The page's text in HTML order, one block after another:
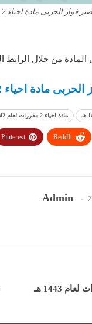
فواز الحربى مادة احياء 2 مقررات لعام 1443 هـ
من خلال الرابط
احياء 2 مقررات لعام 1443 هـ
مادة احياء 2 مقررات لعام 1442 هـ
ReddIt
Pinterest
Admin